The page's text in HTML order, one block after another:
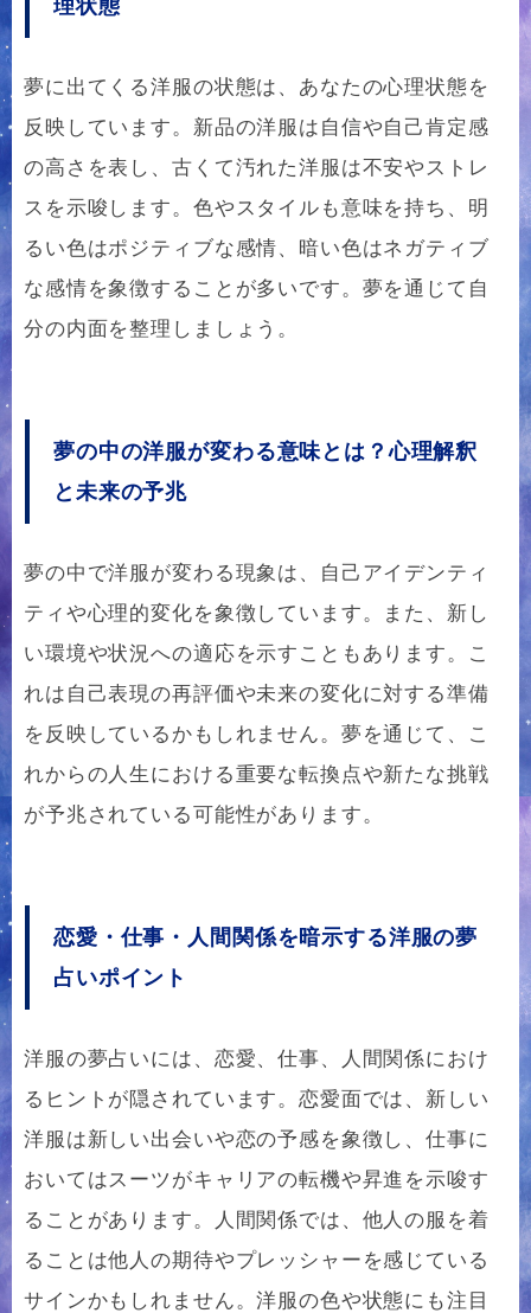
理状態
夢に出てくる洋服の状態は、あなたの心理状態を
反映しています。新品の洋服は自信や自己肯定感
の高さを表し、古くて汚れた洋服は不安やストレ
スを示唆します。色やスタイルも意味を持ち、明
るい色はポジティブな感情、暗い色はネガティブ
な感情を象徴することが多いです。夢を通じて自
分の内面を整理しましょう。
夢の中の洋服が変わる意味とは？心理解釈
と未来の予兆
夢の中で洋服が変わる現象は、自己アイデンティ
ティや心理的変化を象徴しています。また、新し
い環境や状況への適応を示すこともあります。こ
れは自己表現の再評価や未来の変化に対する準備
を反映しているかもしれません。夢を通じて、こ
れからの人生における重要な転換点や新たな挑戦
が予兆されている可能性があります。
恋愛・仕事・人間関係を暗示する洋服の夢
占いポイント
洋服の夢占いには、恋愛、仕事、人間関係におけ
るヒントが隠されています。恋愛面では、新しい
洋服は新しい出会いや恋の予感を象徴し、仕事に
おいてはスーツがキャリアの転機や昇進を示唆す
ることがあります。人間関係では、他人の服を着
ることは他人の期待やプレッシャーを感じている
サインかもしれません。洋服の色や状態にも注目